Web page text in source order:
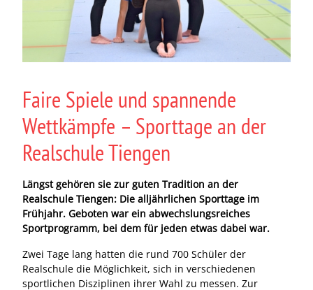
Faire Spiele und spannende
Wettkämpfe – Sporttage an der
Realschule Tiengen
Längst gehören sie zur guten Tradition an der
Realschule Tiengen: Die alljährlichen Sporttage im
Frühjahr. Geboten war ein abwechslungsreiches
Sportprogramm, bei dem für jeden etwas dabei war.
Zwei Tage lang hatten die rund 700 Schüler der
Realschule die Möglichkeit, sich in verschiedenen
sportlichen Disziplinen ihrer Wahl zu messen. Zur